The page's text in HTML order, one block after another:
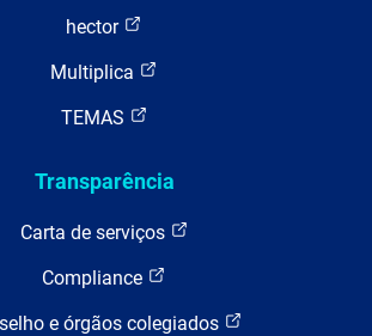
hector
Multiplica
TEMAS
Transparência
Carta de serviços
Compliance
e órgãos colegiados